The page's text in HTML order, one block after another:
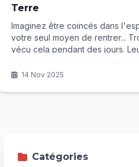
Terre
Imaginez être coincés dans
votre seul moyen de rentrer...
vécu cela pendant des jours.
retard inattendu ?
14 Nov 2025
Catégories